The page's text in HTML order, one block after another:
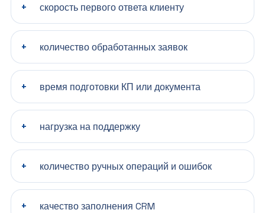
скорость первого ответа клиенту
количество обработанных заявок
время подготовки КП или документа
нагрузка на поддержку
количество ручных операций и ошибок
качество заполнения CRM